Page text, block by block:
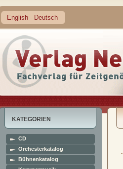
English Deutsch
KATEGORIEN
CD
Orchesterkatalog
Bühnenkatalog